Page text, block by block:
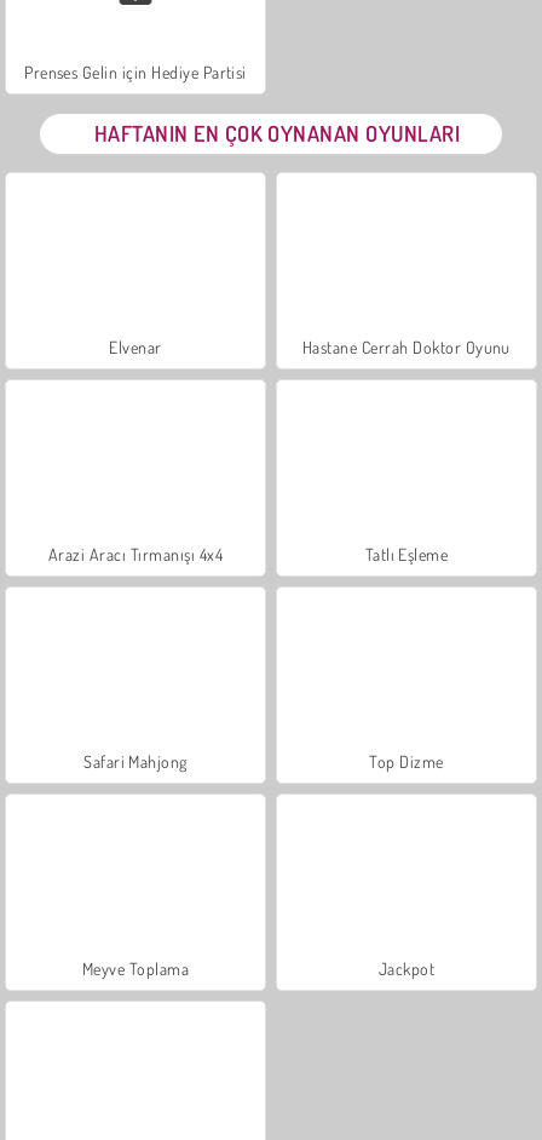
Prenses Gelin için Hediye Partisi
HAFTANIN EN ÇOK OYNANAN OYUNLARI
Elvenar Hastane Cerrah Doktor Oyunu
Arazi Aracı Tırmanışı 4x4 Tatlı Eşleme
Safari Mahjong Top Dizme
Meyve Toplama Jackpot